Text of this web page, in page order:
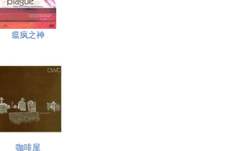
瘟疯之神
咖啡屋